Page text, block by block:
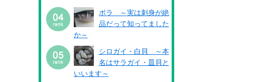
ボラ ～実は刺身が絶
品だって知ってました
か～
シロガイ・白貝 ～本
名はサラガイ・皿貝と
いいます～